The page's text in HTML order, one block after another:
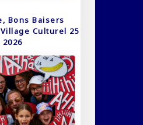
Bons Baisers
Village Culturel 25